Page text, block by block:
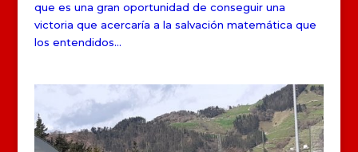
que es una gran oportunidad de conseguir una
victoria que acercaría a la salvación matemática que
los entendidos...